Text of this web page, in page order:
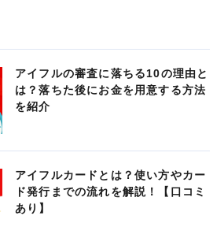
アイフルの審査に落ちる10の理由と
は？落ちた後にお金を用意する方法
を紹介
アイフルカードとは？使い方やカー
ド発行までの流れを解説！【口コミ
あり】